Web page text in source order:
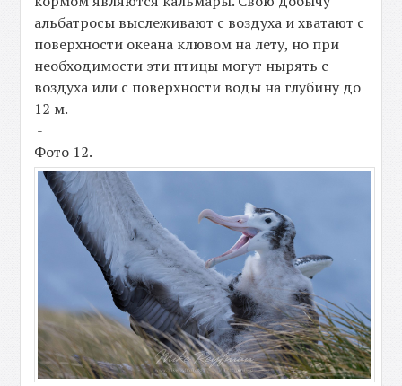
альбатросы выслеживают с воздуха и хватают с
поверхности океана клювом на лету, но при
необходимости эти птицы могут нырять с
воздуха или с поверхности воды на глубину до
12 м.
-
Фото 12.